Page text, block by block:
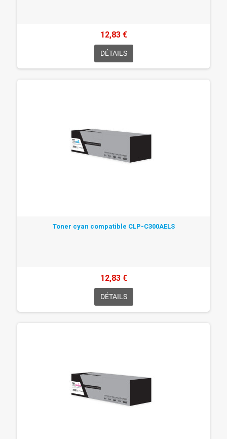
12,83 €
DÉTAILS
Toner cyan compatible CLP-C300AELS
12,83 €
DÉTAILS